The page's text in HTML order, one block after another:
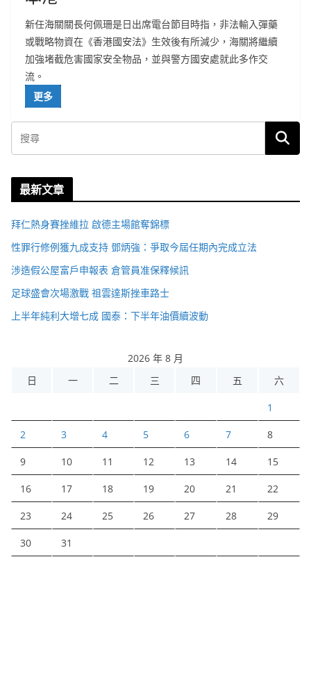
新任海關關長何佩珊是日出席電台節目時指，非法輸入彈藥
或戰略物資在《香港國安法》生效後有所減少，海關將繼續
加強堵截危害國家安全物品，並與警方國安處就此多作交
流。
更多
最新文章
拜仁熱身賽挫維拉 啟德主場館奪錦標
性罪行修例獲九成支持 鄧炳強：爭取今屆任期內完成立法
涉造假公屋富戶申報表 倉管員准保釋候訊
足球盛會次場激戰 祖雲達斯挫車路士
上半年純利大增七成 國泰：下半年油價續波動
2026 年 8 月
日
一 二 三 四 五 六
1
2 3 4 5 6 7 8
9 10 11 12 13 14 15
16 17 18 19 20 21 22
23 24 25 26 27 28 29
30 31